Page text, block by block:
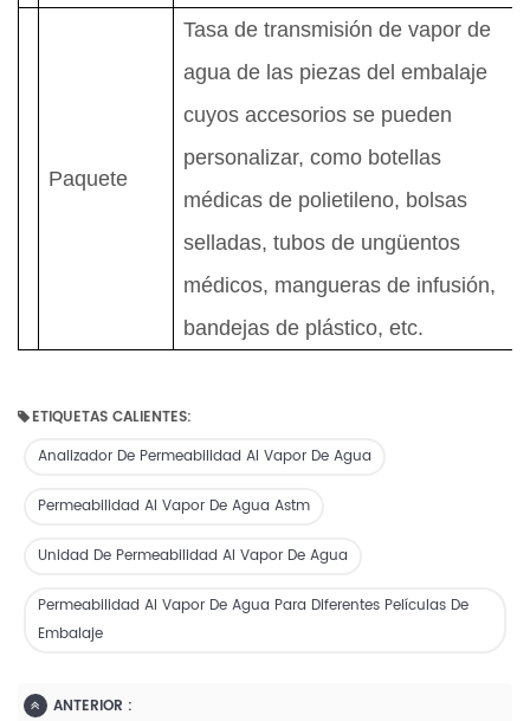
Paquete
Tasa de transmisión de vapor de
agua de las piezas del embalaje
cuyos accesorios se pueden
personalizar, como botellas
médicas de polietileno, bolsas
selladas, tubos de ungüentos
médicos, mangueras de infusión,
bandejas de plástico, etc.
ETIQUETAS CALIENTES:
Analizador De Permeabilidad Al Vapor De Agua
Permeabilidad Al Vapor De Agua Astm
Unidad De Permeabilidad Al Vapor De Agua
Permeabilidad Al Vapor De Agua Para Diferentes Películas De
Embalaje
ANTERIOR :